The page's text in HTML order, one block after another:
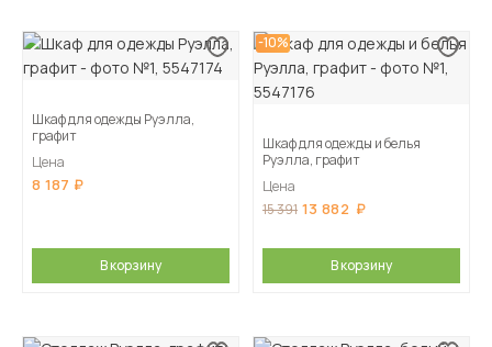
Шкаф для одежды Руэлла,
графит
Цена
8 187
В корзину
-10%
Шкаф для одежды и белья
Руэлла, графит
Цена
15 391 13 882
В корзину